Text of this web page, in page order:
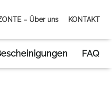
– Über uns KONTAKT
FAQ